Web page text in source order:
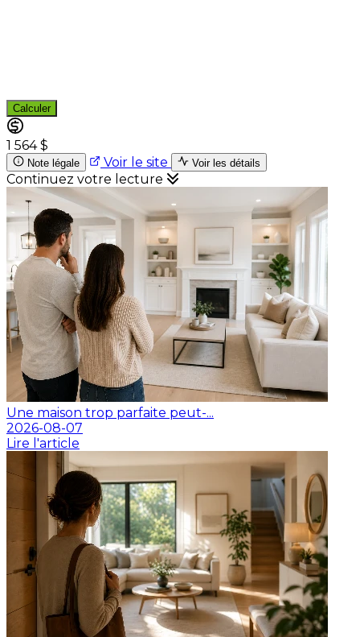
Calculer
1 564 $
Note légale Voir le site Voir les détails
Continuez votre lecture
Une maison trop parfaite peut-...
2026-08-07
Lire l'article